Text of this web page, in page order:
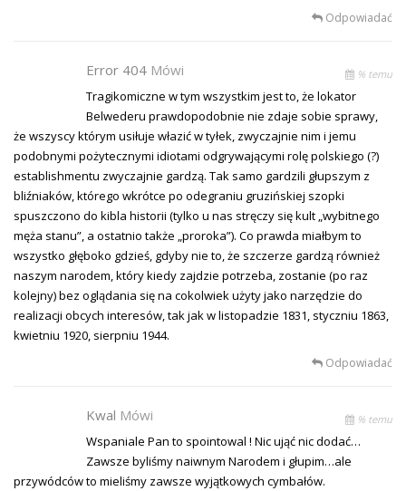
Odpowiadać
Error 404 Mówi % temu
Tragikomiczne w tym wszystkim jest to, że lokator
Belwederu prawdopodobnie nie zdaje sobie sprawy,
że wszyscy którym usiłuje włazić w tyłek, zwyczajnie nim i jemu
podobnymi pożytecznymi idiotami odgrywającymi rolę polskiego (?)
establishmentu zwyczajnie gardzą. Tak samo gardzili głupszym z
bliźniaków, którego wkrótce po odegraniu gruzińskiej szopki
spuszczono do kibla historii (tylko u nas stręczy się kult „wybitnego
męża stanu”, a ostatnio także „proroka”). Co prawda miałbym to
wszystko głęboko gdzieś, gdyby nie to, że szczerze gardzą również
naszym narodem, który kiedy zajdzie potrzeba, zostanie (po raz
kolejny) bez oglądania się na cokolwiek użyty jako narzędzie do
realizacji obcych interesów, tak jak w listopadzie 1831, styczniu 1863,
kwietniu 1920, sierpniu 1944.
Odpowiadać
Kwal Mówi % temu
Wspaniale Pan to spointowal ! Nic ująć nic dodać…
Zawsze byliśmy naiwnym Narodem i głupim…ale
przywódców to mieliśmy zawsze wyjątkowych cymbałów.